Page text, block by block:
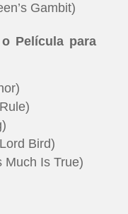
Gambit)
Película para
Bird)
Much Is True)